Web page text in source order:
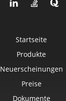
Startseite
Produkte
Neuerscheinungen
Preise
Dokumente